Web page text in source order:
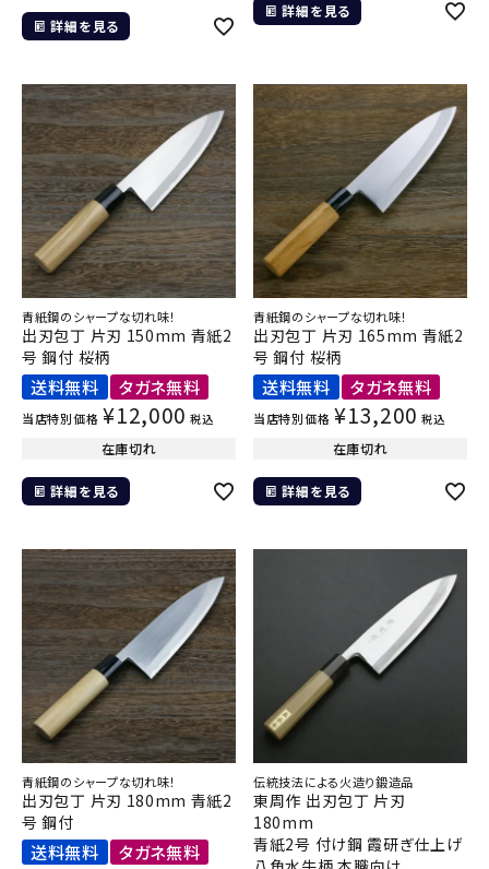
詳細を見る
詳細を見る
青紙鋼のシャープな切れ味！
出刃包丁 片刃 150mm 青紙2
号 鋼付 桜柄
送料無料 タガネ無料
当店特別価格 ¥12,000 税込
在庫切れ
詳細を見る
青紙鋼のシャープな切れ味！
出刃包丁 片刃 165mm 青紙2
号 鋼付 桜柄
送料無料 タガネ無料
当店特別価格 ¥13,200 税込
在庫切れ
詳細を見る
青紙鋼のシャープな切れ味！
出刃包丁 片刃 180mm 青紙2
号 鋼付
送料無料 タガネ無料
伝統技法による火造り鍛造品
東周作 出刃包丁 片刃
180mm
青紙2号 付け鋼 霞研ぎ仕上げ